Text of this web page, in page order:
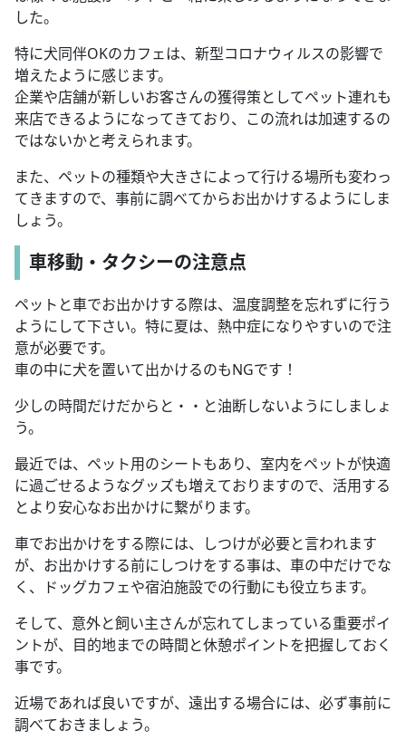
した。
特に犬同伴OKのカフェは、新型コロナウィルスの影響で
増えたように感じます。
企業や店舗が新しいお客さんの獲得策としてペット連れも
来店できるようになってきており、この流れは加速するの
ではないかと考えられます。
また、ペットの種類や大きさによって行ける場所も変わっ
てきますので、事前に調べてからお出かけするようにしま
しょう。
車移動・タクシーの注意点
ペットと車でお出かけする際は、温度調整を忘れずに行う
ようにして下さい。特に夏は、熱中症になりやすいので注
意が必要です。
車の中に犬を置いて出かけるのもNGです！
少しの時間だけだからと・・と油断しないようにしましょ
う。
最近では、ペット用のシートもあり、室内をペットが快適
に過ごせるようなグッズも増えておりますので、活用する
とより安心なお出かけに繋がります。
車でお出かけをする際には、しつけが必要と言われます
が、お出かけする前にしつけをする事は、車の中だけでな
く、ドッグカフェや宿泊施設での行動にも役立ちます。
そして、意外と飼い主さんが忘れてしまっている重要ポイ
ントが、目的地までの時間と休憩ポイントを把握しておく
事です。
近場であれば良いですが、遠出する場合には、必ず事前に
調べておきましょう。